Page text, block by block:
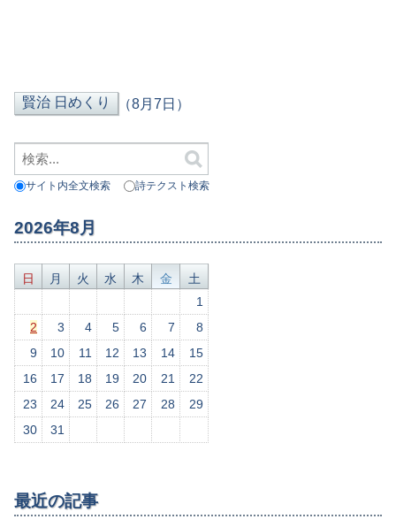
（8月7日）
サイト内全文検索 詩テクスト検索
2026年8月
日 月 火 水 木 金
土
1
2
3 4 5 6 7
8
9
10 11 12 13 14
15
16
17 18 19 20 21
22
23
24 25 26 27 28
29
30
31
最近の記事